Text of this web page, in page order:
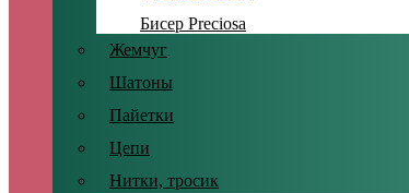
Бисер Preciosa
Жемчуг
Шатоны
Пайетки
Цепи
Нитки, тросик